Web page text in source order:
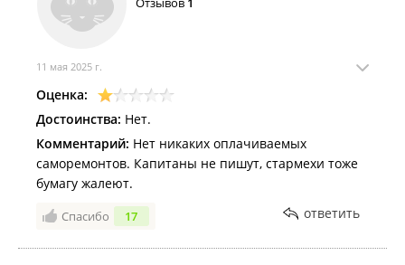
11 мая 2025 г.
Оценка:
Достоинства: Нет.
Комментарий: Нет никаких оплачиваемых
саморемонтов. Капитаны не пишут, стармехи тоже
бумагу жалеют.
Спасибо 17 ответить